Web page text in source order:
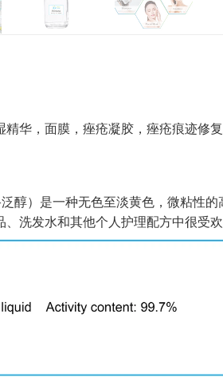
华，面膜，痤疮凝胶，痤疮痕迹修
醇）是一种无色至淡黄色，微粘性
洗发水和其他个人护理配方中很受欢